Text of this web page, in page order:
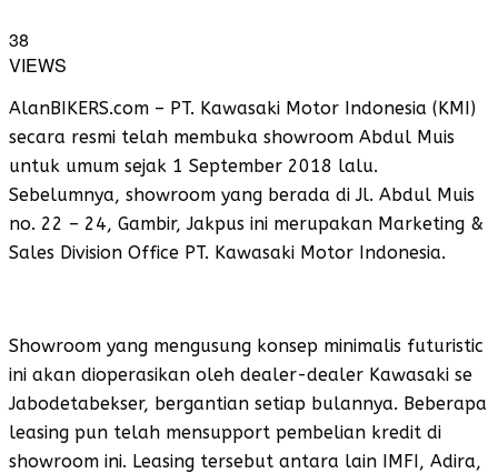
38
VIEWS
AlanBIKERS.com – PT. Kawasaki Motor Indonesia (KMI)
secara resmi telah membuka showroom Abdul Muis
untuk umum sejak 1 September 2018 lalu.
Sebelumnya, showroom yang berada di Jl. Abdul Muis
no. 22 – 24, Gambir, Jakpus ini merupakan Marketing &
Sales Division Office PT. Kawasaki Motor Indonesia.
Showroom yang mengusung konsep minimalis futuristic
ini akan dioperasikan oleh dealer-dealer Kawasaki se
Jabodetabekser, bergantian setiap bulannya. Beberapa
leasing pun telah mensupport pembelian kredit di
showroom ini. Leasing tersebut antara lain IMFI, Adira,